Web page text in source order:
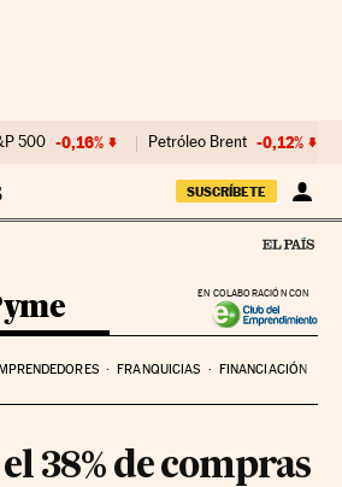
500 -0,16% Petróleo Brent -0,12%
SUSCRÍBETE
EN COLABORACIÓN CON
FRANQUICIAS FINANCIACIÓN
38% de compras